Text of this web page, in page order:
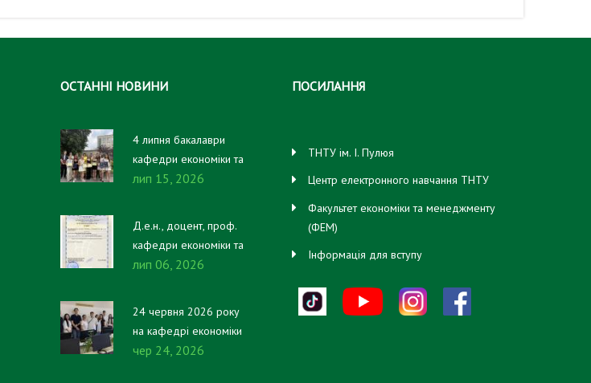
ОСТАННІ НОВИНИ
4 липня бакалаври
кафедри економіки та
фінансів отримали свої
лип 15, 2026
Д.е.н., доцент, проф.
кафедри економіки та
фінансів Віталій
реєстрацію авторського
права на настільну гру
«Платники та
лип 06, 2026
24 червня 2026 року
на кафедрі економіки
та фінансів відбувся
чер 24, 2026
ПОСИЛАННЯ
ТНТУ ім. І. Пулюя
Центр електронного навчання ТНТУ
Факультет економіки та менеджменту
(ФЕМ)
Інформація для вступу